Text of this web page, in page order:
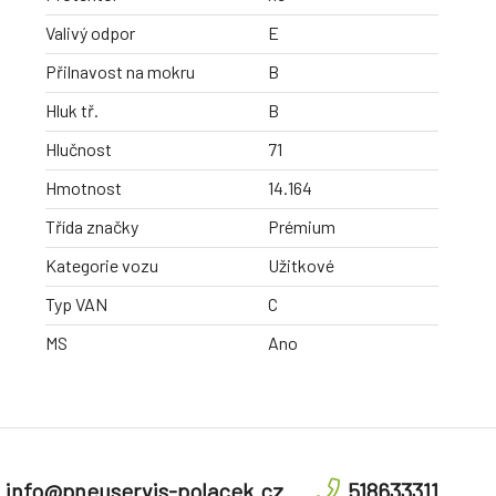
Valivý odpor
E
Přilnavost na mokru
B
Hluk tř.
B
Hlučnost
71
Hmotnost
14.164
Třída značky
Prémium
Kategorie vozu
Užitkové
Typ VAN
C
MS
Ano